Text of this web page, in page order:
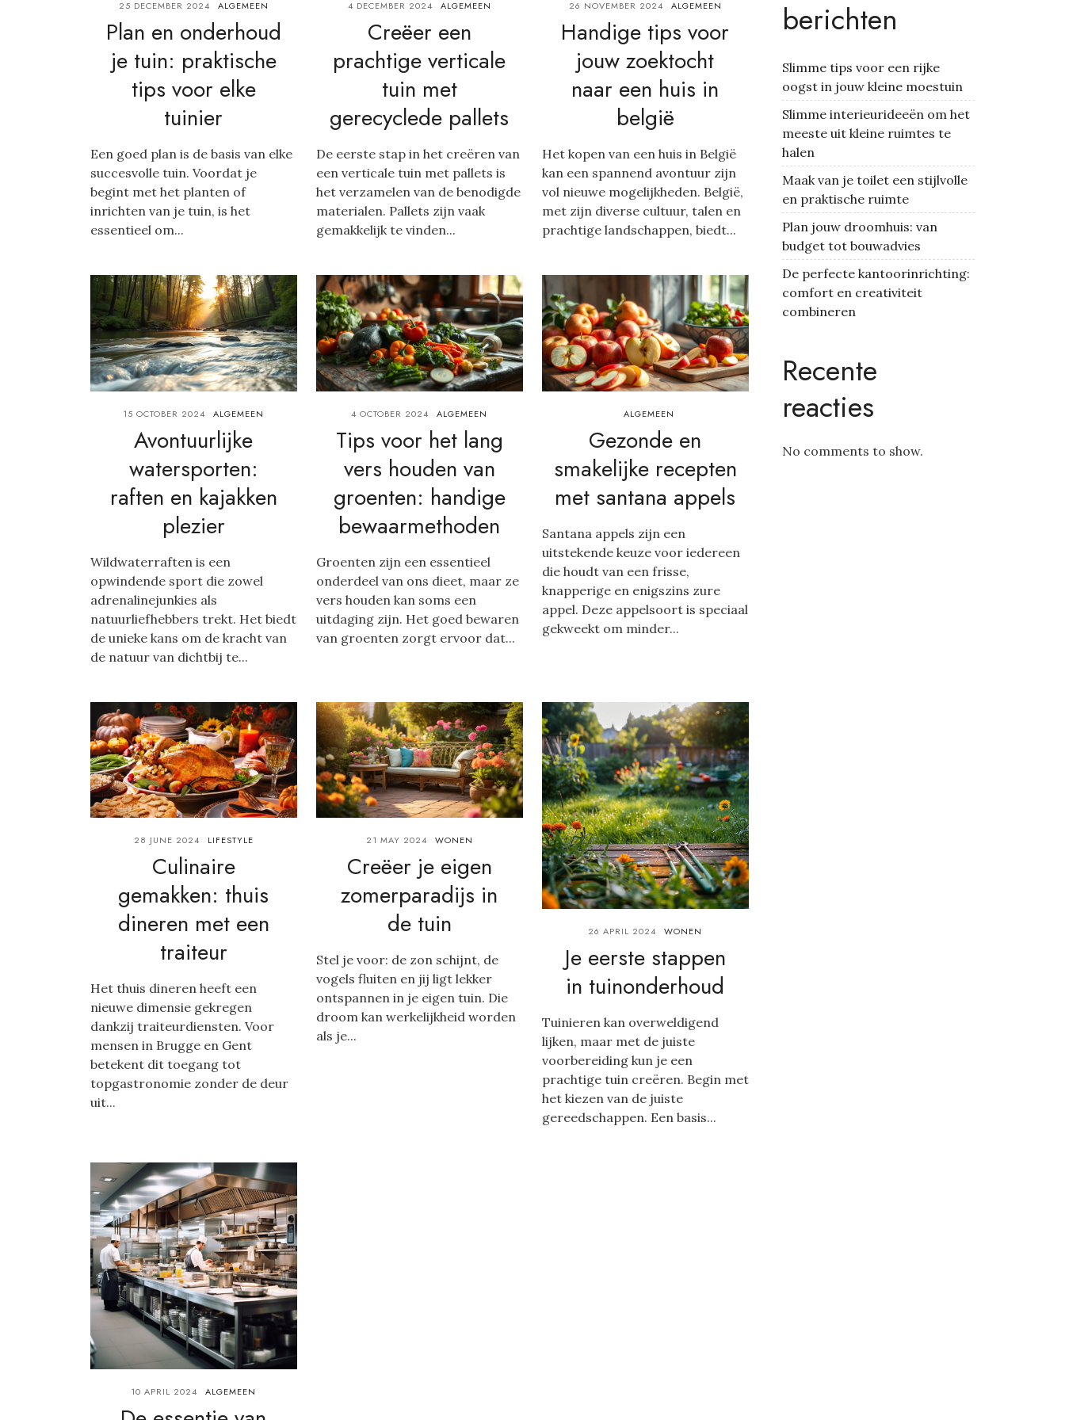
25 DECEMBER 2024 ALGEMEEN
Plan en onderhoud
je tuin: praktische
tips voor elke
tuinier
Een goed plan is de basis van elke
succesvolle tuin. Voordat je
begint met het planten of
inrichten van je tuin, is het
essentieel om...
4 DECEMBER 2024 ALGEMEEN
Creëer een
prachtige verticale
tuin met
gerecyclede pallets
De eerste stap in het creëren van
een verticale tuin met pallets is
het verzamelen van de benodigde
materialen. Pallets zijn vaak
gemakkelijk te vinden...
26 NOVEMBER 2024 ALGEMEEN
Handige tips voor
jouw zoektocht
naar een huis in
belgië
Het kopen van een huis in België
kan een spannend avontuur zijn
vol nieuwe mogelijkheden. België,
met zijn diverse cultuur, talen en
prachtige landschappen, biedt...
15 OCTOBER 2024 ALGEMEEN
Avontuurlijke
watersporten:
raften en kajakken
plezier
Wildwaterraften is een
opwindende sport die zowel
adrenalinejunkies als
natuurliefhebbers trekt. Het biedt
de unieke kans om de kracht van
de natuur van dichtbij te...
4 OCTOBER 2024 ALGEMEEN
Tips voor het lang
vers houden van
groenten: handige
bewaarmethoden
Groenten zijn een essentieel
onderdeel van ons dieet, maar ze
vers houden kan soms een
uitdaging zijn. Het goed bewaren
van groenten zorgt ervoor dat...
ALGEMEEN
Gezonde en
smakelijke recepten
met santana appels
Santana appels zijn een
uitstekende keuze voor iedereen
die houdt van een frisse,
knapperige en enigszins zure
appel. Deze appelsoort is speciaal
gekweekt om minder...
28 JUNE 2024 LIFESTYLE
Culinaire
gemakken: thuis
dineren met een
traiteur
Het thuis dineren heeft een
nieuwe dimensie gekregen
dankzij traiteurdiensten. Voor
mensen in Brugge en Gent
betekent dit toegang tot
topgastronomie zonder de deur
uit...
21 MAY 2024 WONEN
Creëer je eigen
zomerparadijs in
de tuin
Stel je voor: de zon schijnt, de
vogels fluiten en jij ligt lekker
ontspannen in je eigen tuin. Die
droom kan werkelijkheid worden
als je...
26 APRIL 2024 WONEN
Je eerste stappen
in tuinonderhoud
Tuinieren kan overweldigend
lijken, maar met de juiste
voorbereiding kun je een
prachtige tuin creëren. Begin met
het kiezen van de juiste
gereedschappen. Een basis...
10 APRIL 2024 ALGEMEEN
berichten
Slimme tips voor een rijke
oogst in jouw kleine moestuin
Slimme interieurideeën om het
meeste uit kleine ruimtes te
halen
Maak van je toilet een stijlvolle
en praktische ruimte
Plan jouw droomhuis: van
budget tot bouwadvies
De perfecte kantoorinrichting:
comfort en creativiteit
combineren
Recente
reacties
No comments to show.